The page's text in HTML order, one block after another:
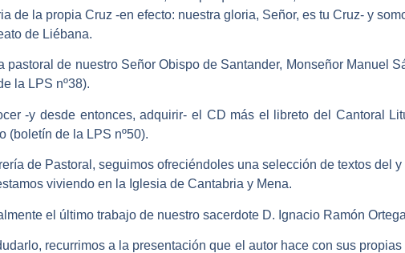
de la propia Cruz -en efecto: nuestra gloria, Señor, es tu Cruz- y
de Liébana.
pastoral de nuestro Señor Obispo de Santander, Monseñor Manuel
la LPS nº38).
-y desde entonces, adquirir- el CD más el libreto del Cantoral
(boletín de la LPS nº50).
de Pastoral, seguimos ofreciéndoles una selección de textos del
viviendo en la Iglesia de Cantabria y Mena.
el último trabajo de nuestro sacerdote D. Ignacio Ramón
recurrimos a la presentación que el autor hace con sus